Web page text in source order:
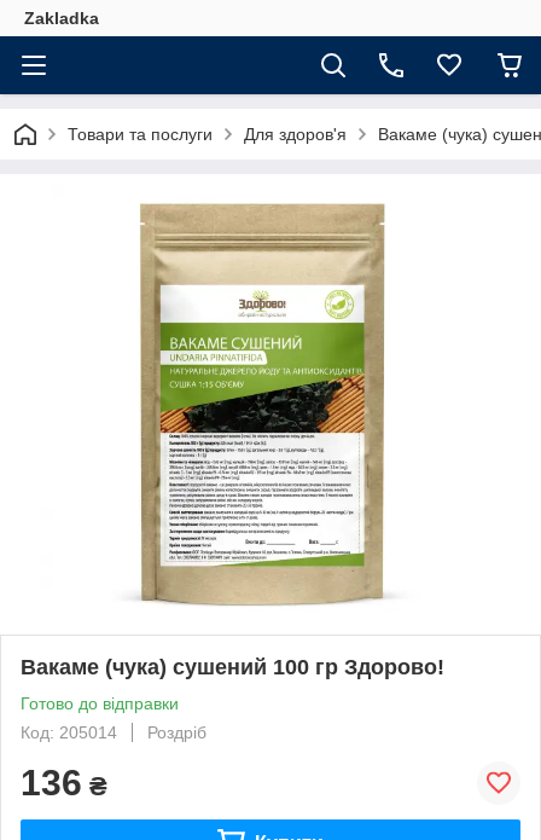
Zakladka
Товари та послуги Для здоров'я Вакаме (чука)
Вакаме (чука) сушений 100 гр Здорово!
Готово до відправки
Код: 205014
Роздріб
136 ₴